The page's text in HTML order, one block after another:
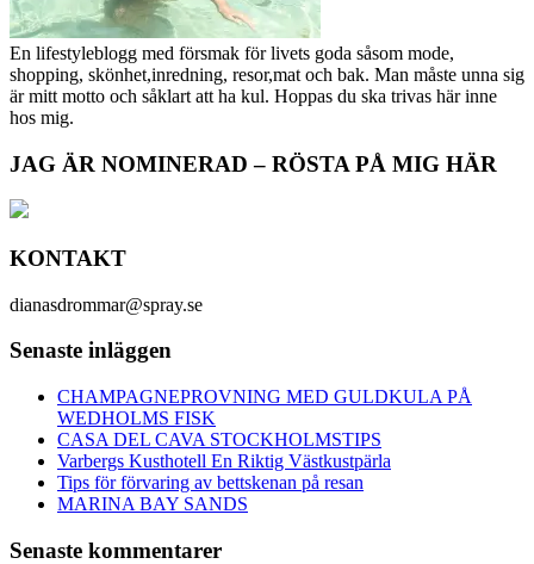
En lifestyleblogg med försmak för livets goda såsom mode,
shopping, skönhet,inredning, resor,mat och bak. Man måste unna sig
är mitt motto och såklart att ha kul. Hoppas du ska trivas här inne
hos mig.
JAG ÄR NOMINERAD – RÖSTA PÅ MIG HÄR
KONTAKT
dianasdrommar@spray.se
Senaste inläggen
CHAMPAGNEPROVNING MED GULDKULA PÅ
WEDHOLMS FISK
CASA DEL CAVA STOCKHOLMSTIPS
Varbergs Kusthotell En Riktig Västkustpärla
Tips för förvaring av bettskenan på resan
MARINA BAY SANDS
Senaste kommentarer